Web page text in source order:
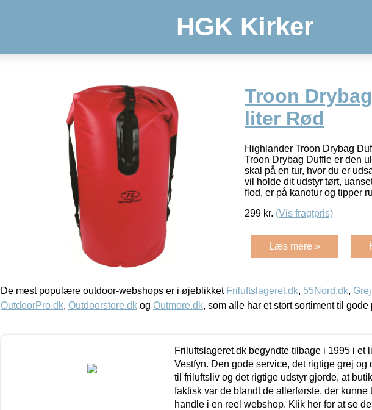
HGK Kirker
Troon
liter Rød
Highlander Troon Drybag
Troon Drybag Duffle er den
skal på en tur, hvor du er
vil holde dit udstyr tørt,
flod, er på kanotur og tipper
299 kr. (Vis fragtpris)
Læs mere »
De mest populære outdoor-webshops er i øjeblikket Friluftslageret.dk, 55Nord.dk,
OutdoorPro.dk, Outdoorstore.dk og Outmore.dk, som alle har et stort sortiment til gode
Friluftslageret.dk begyndte tilbage i 1995 i et
Vestfyn. Den gode service, det rigtige grej og
til friluftsliv og det rigtige udstyr gjorde, at
faktisk var de blandt de allerførste, der kunne
handle i en reel webshop. Klik her for at se